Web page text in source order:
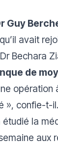
Guy
avait
Bechara
de
opération
», confie-t-il.
la
aux